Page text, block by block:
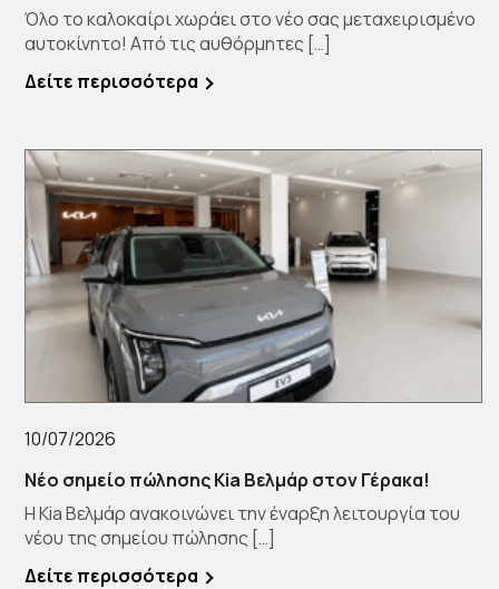
Όλο το καλοκαίρι χωράει στο νέο σας μεταχειρισμένο
αυτοκίνητο! Από τις αυθόρμητες […]
Δείτε περισσότερα
10/07/2026
Νέο σημείο πώλησης Kia Βελμάρ στον Γέρακα!
Η Kia Βελμάρ ανακοινώνει την έναρξη λειτουργία του
νέου της σημείου πώλησης […]
Δείτε περισσότερα